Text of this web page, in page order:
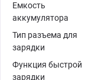
Емкость
аккумулятора
Тип разъема для
зарядки
Функция быстрой
зарядки